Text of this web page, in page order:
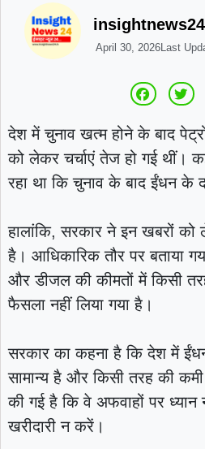
insightnews24
April 30, 2026Last
देश में चुनाव खत्म होने के बाद
को लेकर चर्चाएं तेज हो गई थीं।
रहा था कि चुनाव के बाद ईंधन के
हालांकि, सरकार ने इन खबरों को
है। आधिकारिक तौर पर बताया
और डीजल की कीमतों में किसी
फैसला नहीं लिया गया है।
सरकार का कहना है कि देश में
सामान्य है और किसी तरह की
की गई है कि वे अफवाहों पर
खरीदारी न करें।